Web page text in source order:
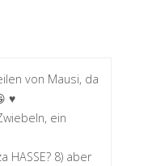
von Mausi, da
♥
ein
HASSE? 8) aber